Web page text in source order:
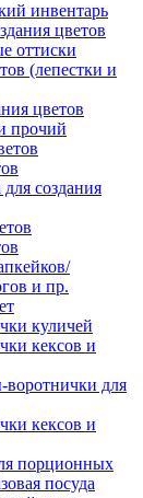
инвентарь
цветов
оттиски
(лепестки и
цветов
прочий
создания
и пр.
куличей
кексов и
для
кексов и
порционных
посуда